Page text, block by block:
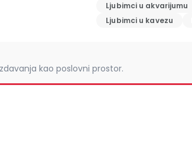
Ljubimci u akvarijumu
Ljubimci u kavezu
kao poslovni prostor.